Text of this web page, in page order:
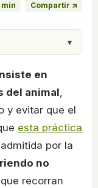
min
Compartir ↗
▾
en
del animal,
y evitar que el
esta práctica
por la
no
recorran